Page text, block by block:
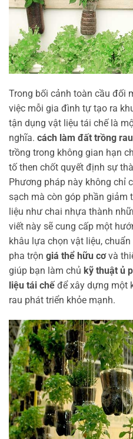
Trong bối cảnh toàn cầu đối
việc mỗi gia đình tự tạo ra
tận dụng vật liệu tái chế là
nghĩa. cách làm đất trồng
trồng trong không gian hạn
tố then chốt quyết định sự
Phương pháp này không chỉ
sạch mà còn góp phần giảm
liệu như chai nhựa thành
viết này sẽ cung cấp một
khâu lựa chọn vật liệu,
pha trộn giá thể hữu cơvà
giúp bạn làm chủ kỹ thuật ủ
liệu tái chếđể xây dựng một
rau phát triển khỏe mạnh.